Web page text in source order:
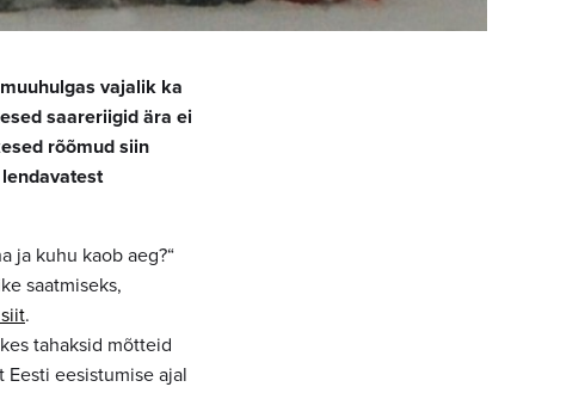
vajalik ka
saareriigid ära ei
rõõmud siin
ja kuhu kaob aeg?“
saatmiseks,
.
tahaksid mõtteid
eesistumise ajal